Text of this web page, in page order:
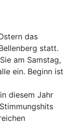
das
statt.
am Samstag,
ein. Beginn ist
diesem Jahr